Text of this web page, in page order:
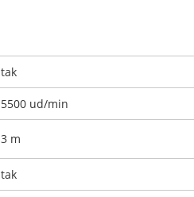
tak
5500 ud/min
3 m
tak